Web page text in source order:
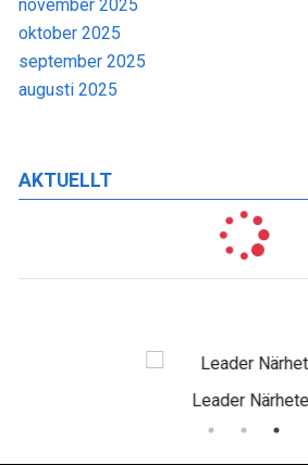
november 2025
oktober 2025
september 2025
augusti 2025
AKTUELLT
Leader Närheten